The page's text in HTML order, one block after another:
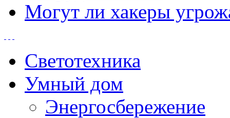
Могут ли хакеры
Светотехника
Умный дом
Энергосбережение